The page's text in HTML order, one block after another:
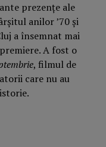
prezențe ale
anilor ’70 și
a însemnat mai
A fost o
, filmul de
care nu au